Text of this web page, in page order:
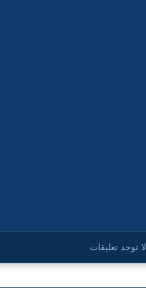
لا توجد تعليقات